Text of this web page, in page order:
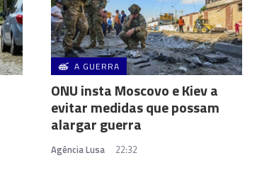
A GUERRA
ONU insta Moscovo e Kiev a
evitar medidas que possam
alargar guerra
Agência Lusa 22:32